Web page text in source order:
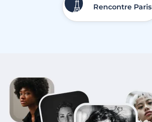
Rencontre Paris